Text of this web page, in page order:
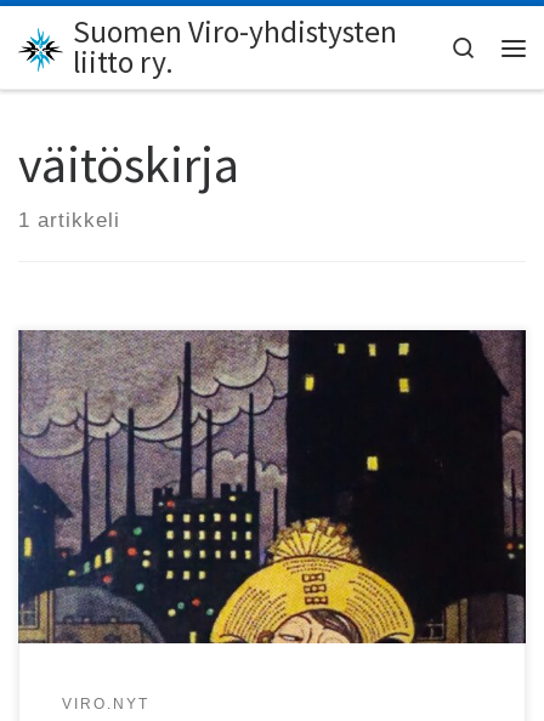
Skip to content
Suomen Viro-yhdistysten
liitto ry.
Search
väitöskirja
1 artikkeli
Kai Sathlin väitös luo uutta valoa Viron kuvataiteen
perinteeseen.
VIRO.NYT